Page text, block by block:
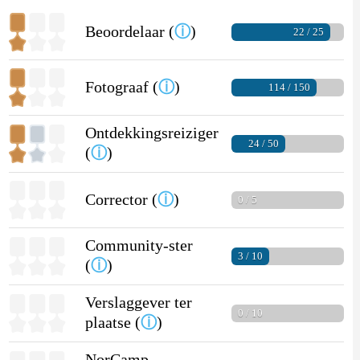
Beoordelaar (ⓘ) 22 / 25
Fotograaf (ⓘ) 114 / 150
Ontdekkingsreiziger
(ⓘ)
24 / 50
Corrector (ⓘ) 0 / 5
Community-ster
(ⓘ)
3 / 10
Verslaggever ter
plaatse (ⓘ)
0 / 10